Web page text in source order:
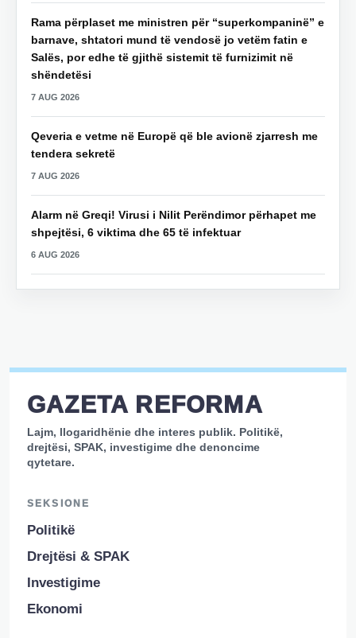
Rama përplaset me ministren për “superkompaninë” e
barnave, shtatori mund të vendosë jo vetëm fatin e
Salës, por edhe të gjithë sistemit të furnizimit në
shëndetësi
7 AUG 2026
Qeveria e vetme në Europë që ble avionë zjarresh me
tendera sekretë
7 AUG 2026
Alarm në Greqi! Virusi i Nilit Perëndimor përhapet me
shpejtësi, 6 viktima dhe 65 të infektuar
6 AUG 2026
GAZETA REFORMA
Lajm, llogaridhënie dhe interes publik. Politikë,
drejtësi, SPAK, investigime dhe denoncime
qytetare.
SEKSIONE
Politikë
Drejtësi & SPAK
Investigime
Ekonomi